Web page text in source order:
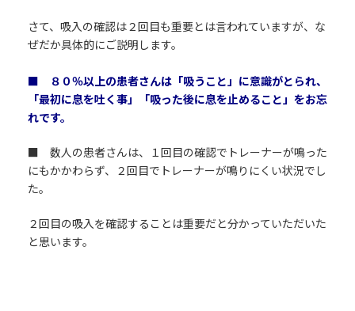
さて、吸入の確認は２回目も重要とは言われていますが、な
ぜだか具体的にご説明します。
■ ８０％以上の患者さんは「吸うこと」に意識がとられ、
「最初に息を吐く事」「吸った後に息を止めること」をお忘
れです。
■ 数人の患者さんは、１回目の確認でトレーナーが鳴った
にもかかわらず、２回目でトレーナーが鳴りにくい状況でし
た。
２回目の吸入を確認することは重要だと分かっていただいた
と思います。